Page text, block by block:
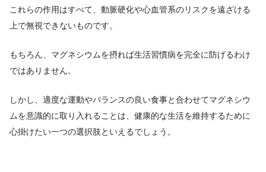
これらの作用はすべて、動脈硬化や心血管系のリスクを遠ざける
上で無視できないものです。
もちろん、マグネシウムを摂れば生活習慣病を完全に防げるわけ
ではありません。
しかし、適度な運動やバランスの良い食事と合わせてマグネシウ
ムを意識的に取り入れることは、健康的な生活を維持するために
心掛けたい一つの選択肢といえるでしょう。